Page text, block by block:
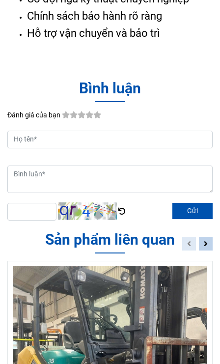
Chính sách bảo hành rõ ràng
Hỗ trợ vận chuyển và bảo trì
Bình luận
Đánh giá của bạn
Gửi
Sản phẩm liên quan